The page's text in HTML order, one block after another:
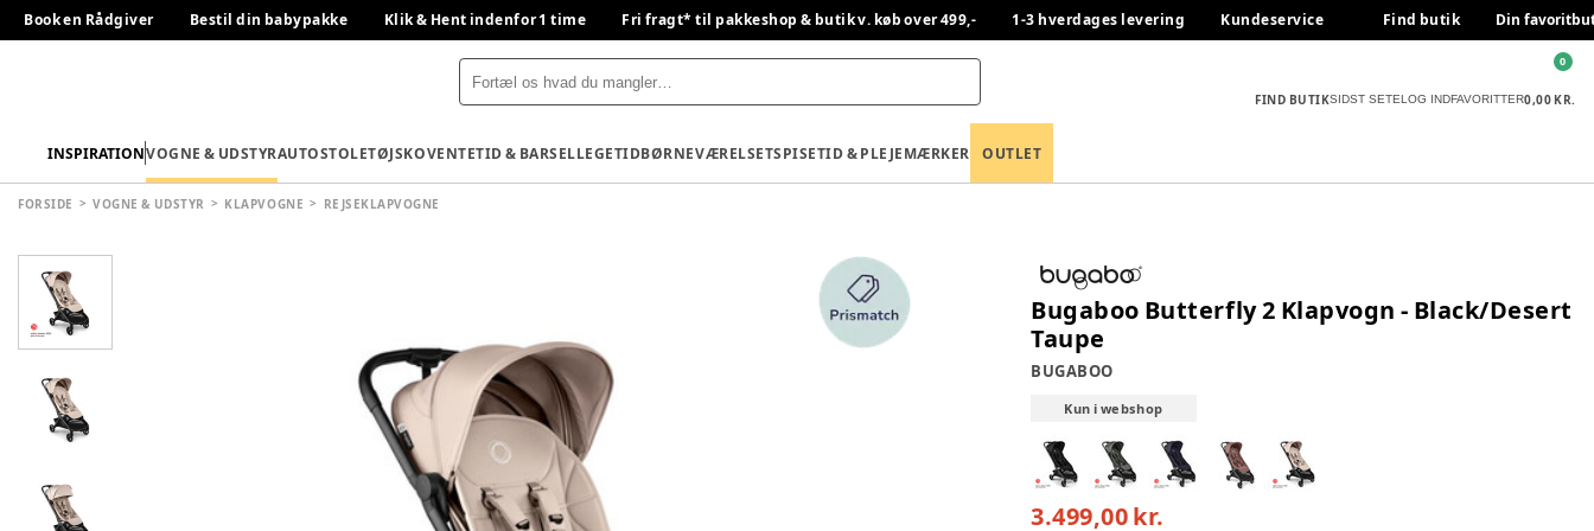
Book en Rådgiver Bestil din babypakke Klik & Hent indenfor 1 time Fri fragt* til pakkeshop & butik v. køb over 499,- 1-3 hverdages levering Kundeservice Find butik Din
FIND BUTIKSIDST SETELOG INDFAVORITTER0,00 KR.
0
INSPIRATIONVOGNE & UDSTYRAUTOSTOLETØJSKOVENTETID & BARSELLEGETIDBØRNEVÆRELSETSPISETID & PLEJEMÆRKER OUTLET
FORSIDE VOGNE & UDSTYR KLAPVOGNE REJSEKLAPVOGNE
Bugaboo Butterfly 2 Klapvogn - Black/Desert
Taupe
BUGABOO
Kun i webshop
3.499,00 kr.